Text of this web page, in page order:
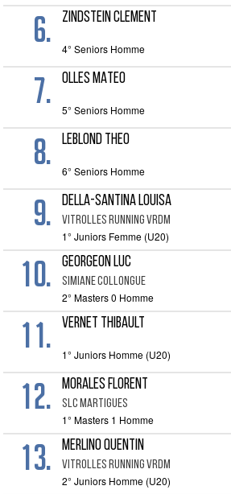
6. ZINDSTEIN CLEMENT
4° Seniors Homme
7. OLLES MATEO
5° Seniors Homme
8. LEBLOND THEO
6° Seniors Homme
9. DELLA-SANTINA LOUISA
VITROLLES RUNNING VRDM
1° Juniors Femme (U20)
10. GEORGEON LUC
SIMIANE COLLONGUE
2° Masters 0 Homme
11. VERNET THIBAULT
1° Juniors Homme (U20)
12. MORALES FLORENT
SLC MARTIGUES
1° Masters 1 Homme
13. MERLINO QUENTIN
VITROLLES RUNNING VRDM
2° Juniors Homme (U20)